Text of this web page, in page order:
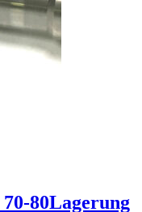
80Lagerung